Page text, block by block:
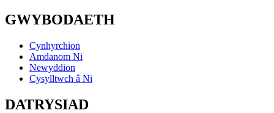
GWYBODAETH
Cynhyrchion
Amdanom Ni
Newyddion
Cysylltwch â Ni
DATRYSIAD